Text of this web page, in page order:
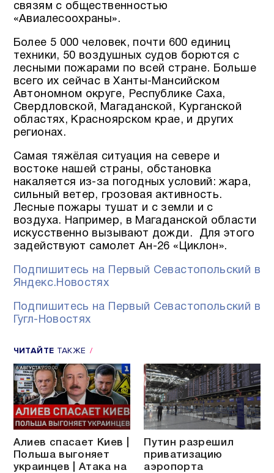
связям с общественностью
«Авиалесоохраны».
Более 5 000 человек, почти 600 единиц
техники, 50 воздушных судов борются с
лесными пожарами по всей стране. Больше
всего их сейчас в Ханты-Мансийском
Автономном округе, Республике Саха,
Свердловской, Магаданской, Курганской
областях, Красноярском крае, и других
регионах.
Самая тяжёлая ситуация на севере и
востоке нашей страны, обстановка
накаляется из-за погодных условий: жара,
сильный ветер, грозовая активность.
Лесные пожары тушат и с земли и с
воздуха. Например, в Магаданской области
искусственно вызывают дожди. Для этого
задействуют самолет Ан-26 «Циклон».
Подпишитесь на Первый Севастопольский в
Яндекс.Новостях
Подпишитесь на Первый Севастопольский в
Гугл-Новостях
ЧИТАЙТЕ ТАКЖЕ
Алиев спасает Киев |
Польша выгоняет
украинцев | Атака на
Путин разрешил
приватизацию
аэропорта